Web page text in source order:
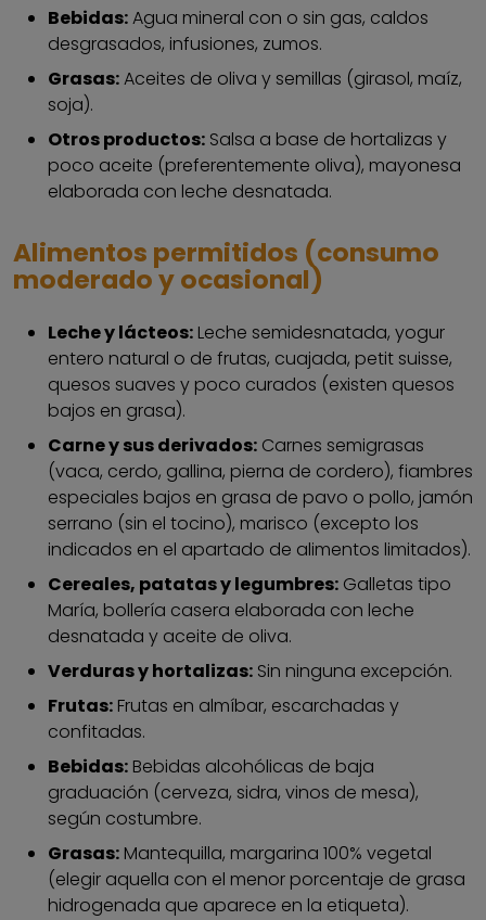
Bebidas:Agua mineral con o sin gas, caldos
desgrasados, infusiones, zumos.
Grasas:Aceites de oliva y semillas (girasol, maíz,
soja).
Otros productos: Salsa a base de hortalizas y
poco aceite (preferentemente oliva), mayonesa
elaborada con leche desnatada.
Alimentos permitidos (consumo
moderado y ocasional)
Leche y lácteos: Leche semidesnatada, yogur
entero natural o de frutas, cuajada, petit suisse,
quesos suaves y poco curados (existen quesos
bajos en grasa).
Carne y sus derivados: Carnes semigrasas
(vaca, cerdo, gallina, pierna de cordero), fiambres
especiales bajos en grasa de pavo o pollo, jamón
serrano (sin el tocino), marisco (excepto los
indicados en el apartado de alimentos limitados).
Cereales, patatas y legumbres: Galletas tipo
María, bollería casera elaborada con leche
desnatada y aceite de oliva.
Verduras y hortalizas: Sin ninguna excepción.
Frutas: Frutas en almíbar, escarchadas y
confitadas.
Bebidas: Bebidas alcohólicas de baja
graduación (cerveza, sidra, vinos de mesa),
según costumbre.
Grasas: Mantequilla, margarina 100% vegetal
(elegir aquella con el menor porcentaje de grasa
hidrogenada que aparece en la etiqueta).